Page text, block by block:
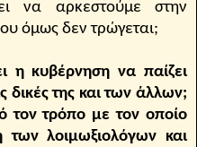
να αρκεστούμε στην
όμως δεν τρώγεται;
η κυβέρνηση να παίζει
δικές της και των άλλων;
τον τρόπο με τον οποίο
των λοιμωξιολόγων και